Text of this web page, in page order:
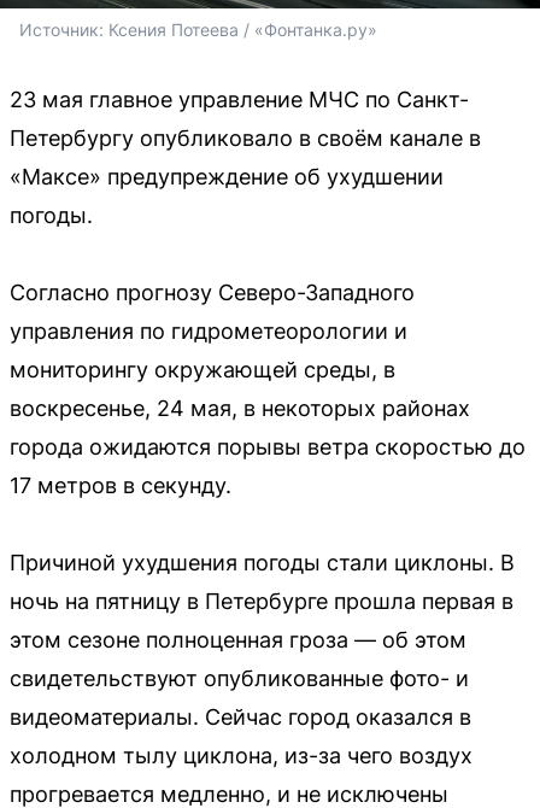
Источник: Ксения Потеева / «Фонтанка.ру»
23 мая главное управление МЧС по Санкт-
Петербургу опубликовало в своём канале в
«Максе» предупреждение об ухудшении
погоды.
Согласно прогнозу Северо-Западного
управления по гидрометеорологии и
мониторингу окружающей среды, в
воскресенье, 24 мая, в некоторых районах
города ожидаются порывы ветра скоростью до
17 метров в секунду.
Причиной ухудшения погоды стали циклоны. В
ночь на пятницу в Петербурге прошла первая в
этом сезоне полноценная гроза — об этом
свидетельствуют опубликованные фото- и
видеоматериалы. Сейчас город оказался в
холодном тылу циклона, из-за чего воздух
прогревается медленно, и не исключены